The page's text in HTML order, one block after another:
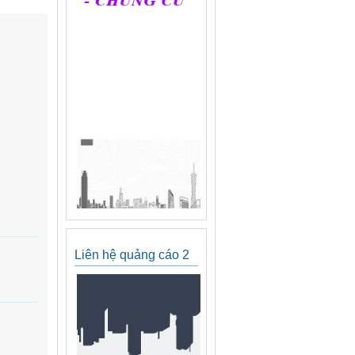
Liên hệ quảng cáo 2